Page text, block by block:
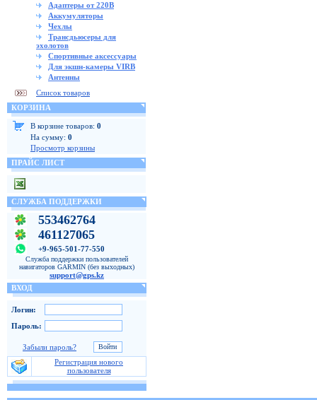
Адаптеры от 220В
Аккумуляторы
Чехлы
Трансдьюсеры для
эхолотов
Спортивные аксессуары
Для экшн-камеры VIRB
Антенны
Список товаров
КОРЗИНА
В корзине товаров: 0
На сумму: 0
Просмотр корзины
ПРАЙС ЛИСТ
СЛУЖБА ПОДДЕРЖКИ
553462764
461127065
+9-965-501-77-550
Служба поддержки пользователей
навигаторов GARMIN (без выходных)
support@gps.kz
ВХОД
Логин:
Пароль:
Забыли пароль?
Регистрация нового
пользователя